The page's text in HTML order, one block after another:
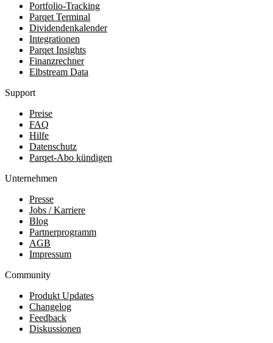
Portfolio-Tracking
Parqet Terminal
Dividendenkalender
Integrationen
Parqet Insights
Finanzrechner
Elbstream Data
Support
Preise
FAQ
Hilfe
Datenschutz
Parqet-Abo kündigen
Unternehmen
Presse
Jobs / Karriere
Blog
Partnerprogramm
AGB
Impressum
Community
Produkt Updates
Changelog
Feedback
Diskussionen